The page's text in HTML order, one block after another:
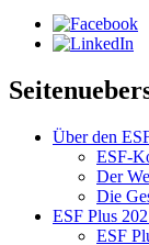
Über den
ESF-
Der
Die
ESF Plus
ESF